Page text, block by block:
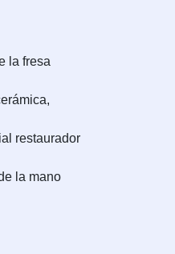
la fresa
restaurador
la mano